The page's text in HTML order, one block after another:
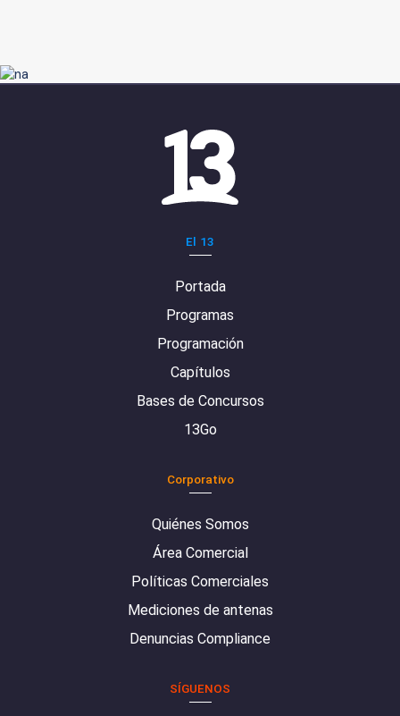
El 13
Portada
Programas
Programación
Capítulos
Bases de Concursos
13Go
Corporativo
Quiénes Somos
Área Comercial
Políticas Comerciales
Mediciones de antenas
Denuncias Compliance
SÍGUENOS